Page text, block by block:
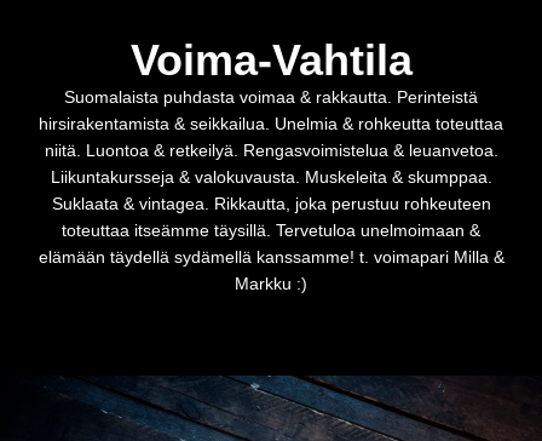
Voima-Vahtila
Suomalaista puhdasta voimaa & rakkautta. Perinteistä
hirsirakentamista & seikkailua. Unelmia & rohkeutta toteuttaa
niitä. Luontoa & retkeilyä. Rengasvoimistelua & leuanvetoa.
Liikuntakursseja & valokuvausta. Muskeleita & skumppaa.
Suklaata & vintagea. Rikkautta, joka perustuu rohkeuteen
toteuttaa itseämme täysillä. Tervetuloa unelmoimaan &
elämään täydellä sydämellä kanssamme! t. voimapari Milla &
Markku :)